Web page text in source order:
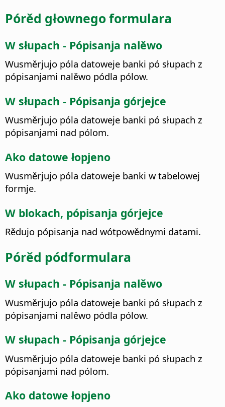
Pórěd głownego formulara
W słupach - Pópisanja nalěwo
Wusměrjujo póla datoweje banki pó słupach z
pópisanjami nalěwo pódla pólow.
W słupach - Pópisanja górjejce
Wusměrjujo póla datoweje banki pó słupach z
pópisanjami nad pólom.
Ako datowe łopjeno
Wusměrjujo póla datoweje banki w tabelowej
formje.
W blokach, pópisanja górjejce
Rědujo pópisanja nad wótpowědnymi datami.
Pórěd pódformulara
W słupach - Pópisanja nalěwo
Wusměrjujo póla datoweje banki pó słupach z
pópisanjami nalěwo pódla pólow.
W słupach - Pópisanja górjejce
Wusměrjujo póla datoweje banki pó słupach z
pópisanjami nad pólom.
Ako datowe łopjeno